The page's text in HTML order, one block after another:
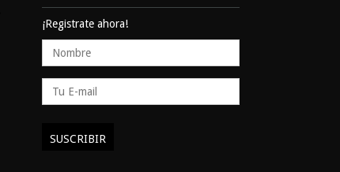
¡Registrate ahora!